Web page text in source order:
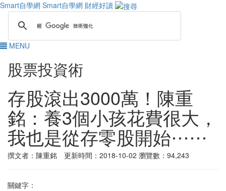
Smart自學網 Smart自學網 財經好讀
MENU
股票投資術
存股滾出3000萬！陳重
銘：養3個小孩花費很大，
我也是從存零股開始⋯⋯
撰文者：陳重銘 更新時間：2018-10-02 瀏覽數：94,243
關鍵字：